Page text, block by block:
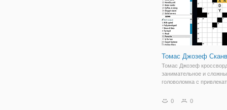
Томас Джозеф
Томас Джозеф
занимательное и
головоломка с
для - заполнения - в
0 0